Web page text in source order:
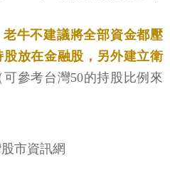
牛不建議將全部資金都壓
放在金融股，另外建立衛
可參考台灣50的持股比例來
市資訊網